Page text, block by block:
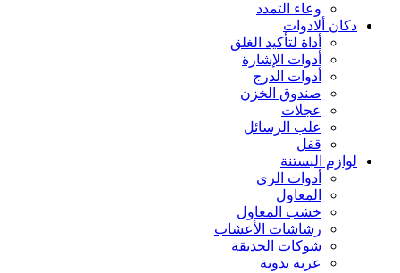
وعاء التمدد
دكان ألادوات
أداة لتأكيد الغلق
أدوات الإشارة
أدوات الدرج
صندوق الخزن
عجلات
علب الرسائل
قفل
لوازم البستنة
أدوات الري
المعاول
خشب المعاول
رشاشات الأعشاب
شوكات الحديقة
عربة يدوية